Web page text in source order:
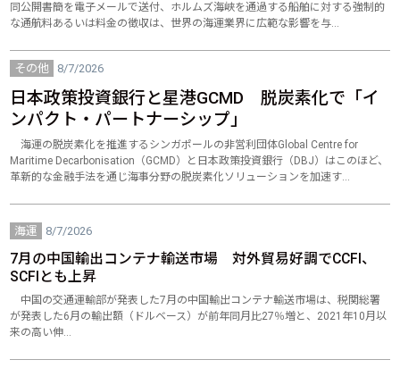
同公開書簡を電子メールで送付、ホルムズ海峡を通過する船舶に対する強制的
な通航料あるいは料金の徴収は、世界の海運業界に広範な影響を与…
その他 8/7/2026
日本政策投資銀行と星港GCMD 脱炭素化で「イ
ンパクト・パートナーシップ」
海運の脱炭素化を推進するシンガポールの非営利団体Global Centre for
Maritime Decarbonisation（GCMD）と日本政策投資銀行（DBJ）はこのほど、
革新的な金融手法を通じ海事分野の脱炭素化ソリューションを加速す…
海運 8/7/2026
7月の中国輸出コンテナ輸送市場 対外貿易好調でCCFI、
SCFIとも上昇
中国の交通運輸部が発表した7月の中国輸出コンテナ輸送市場は、税関総署
が発表した6月の輸出額（ドルベース）が前年同月比27％増と、2021年10月以
来の高い伸…